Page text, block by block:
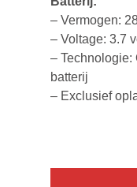
– Vermogen:
– Voltage: 3.7
– Technologie:
batterij
– Exclusief